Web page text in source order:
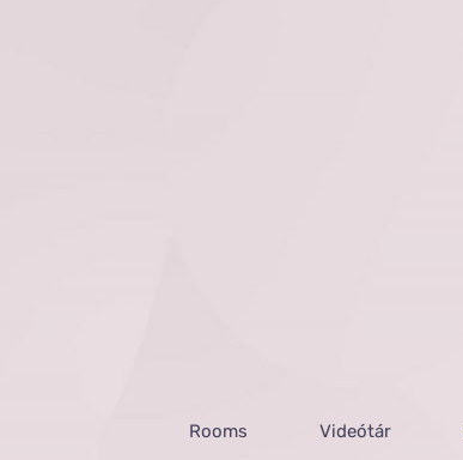
Rooms Videótár